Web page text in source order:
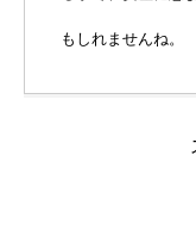
もしれませんね。